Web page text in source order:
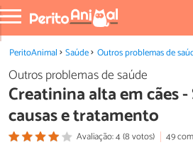
PeritoAnimal Saúde Outros problemas de
Outros problemas de saúde
Creatinina alta em cães
causas e tratamento
Avaliação: 4 (8 votos)
49